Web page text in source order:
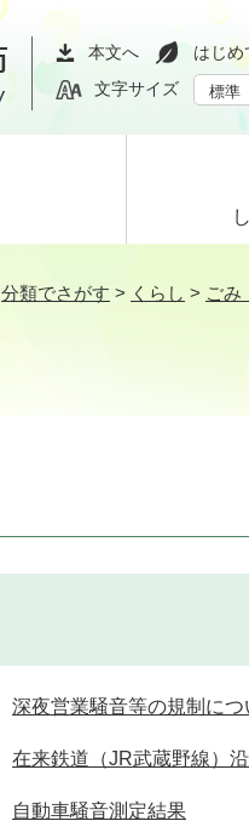
本文へ はじめ
文字サイズ
標準
分類でさがす > くらし > ごみ
深夜営業騒音等の規制につ
在来鉄道（JR武蔵野線）
自動車騒音測定結果